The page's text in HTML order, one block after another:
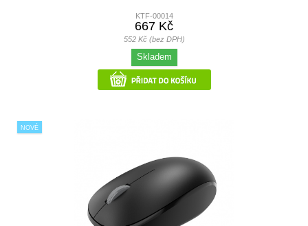
KTF-00014
667 Kč
552 Kč (bez DPH)
Skladem
NOVÉ